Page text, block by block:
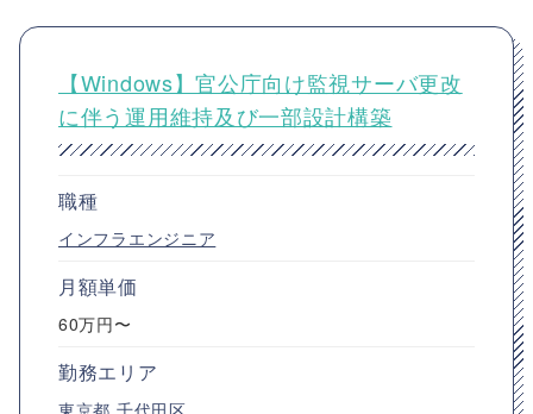
【Windows】官公庁向け監視サーバ更改
に伴う運用維持及び一部設計構築
職種
インフラエンジニア
月額単価
60万円〜
勤務エリア
東京都 千代田区